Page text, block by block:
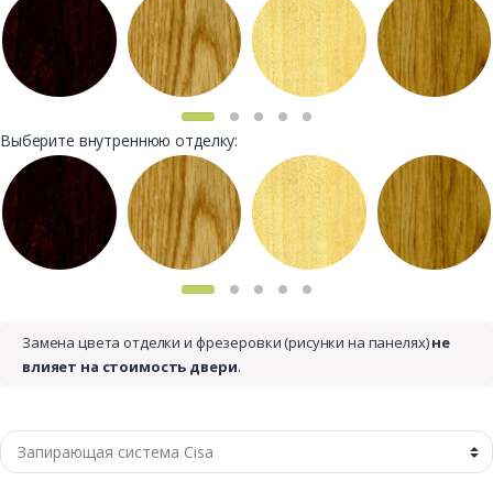
Выберите внутреннюю отделку:
Замена цвета отделки и фрезеровки (рисунки на панелях)не
влияет на стоимость двери.